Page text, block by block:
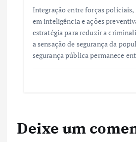
Integração entre forças
em inteligência e ações
estratégia para reduzir a
a sensação de segurança da
segurança pública permanece
Deixe um